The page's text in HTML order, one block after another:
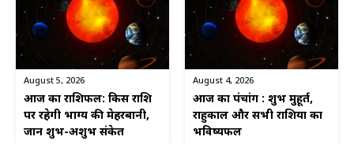
August 5, 2026
आज का राशिफल: किस राशि
पर रहेगी भाग्य की मेहरबानी,
जानें शुभ-अशुभ संकेत
August 4, 2026
आज का पंचांग : शुभ मुहूर्त,
राहुकाल और सभी राशियों का
भविष्यफल